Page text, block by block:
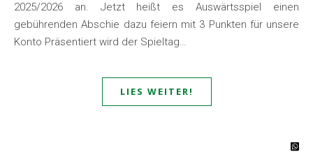
2025/2026 an. Jetzt heißt es Auswärtsspiel einen
gebührenden Abschie dazu feiern mit 3 Punkten für unsere
Konto Präsentiert wird der Spieltag…
LIES WEITER!